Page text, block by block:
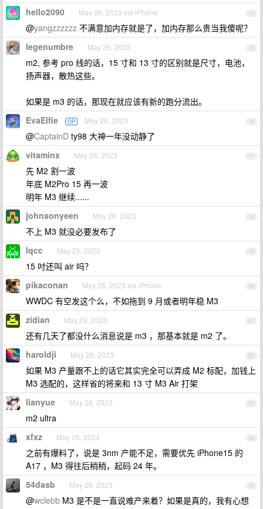
14
hello2090 May 26, 2023 via iPhone
@yangzzzzzz 不满意加内存就是了，加内存那么贵当我傻呢？
15
legenumbre May 26, 2023
m2, 参考 pro 线的话，15 寸和 13 寸的区别就是尺寸，电池，
扬声器，散热这些。
如果是 m3 的话，那现在就应该有新的跑分流出。
16
EvaElfie OP May 26, 2023
@CaptainD ty98 大神一年没动静了
17
vitaminx May 26, 2023
先 M2 割一波
年底 M2Pro 15 再一波
明年 M3 继续......
18
johnsonyeen May 26, 2023
不上 M3 就没必要发布了
19
lqcc May 26, 2023
15 吋还叫 air 吗？
20
pikaconan May 26, 2023 via iPhone
WWDC 有空发这个么，不如拖到 9 月或者明年稳 M3
21
zidian May 26, 2023
还有几天了都没什么消息说是 m3 ，那基本就是 m2 了。
22
haroldji May 26, 2023
如果 M3 产量跟不上的话它其实完全可以弄成 M2 标配，加钱上
M3 选配的，这样省的将来和 13 寸 M3 Air 打架
23
lianyue May 26, 2023
m2 ultra
24
xfxz May 26, 2023
之前有爆料了，说是 3nm 产能不足，需要优先 iPhone15 的
A17 ，M3 得往后稍稍，起码 24 年。
25
54dasb May 26, 2023
@wclebb M3 是不是一直说难产来着？如果是真的，我有心想